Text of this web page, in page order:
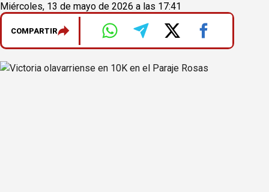
Miércoles, 13 de mayo de 2026 a las 17:41
COMPARTIR